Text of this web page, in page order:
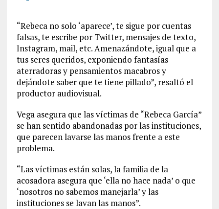
“Rebeca no solo ‘aparece’, te sigue por cuentas
falsas, te escribe por Twitter, mensajes de texto,
Instagram, mail, etc. Amenazándote, igual que a
tus seres queridos, exponiendo fantasías
aterradoras y pensamientos macabros y
dejándote saber que te tiene pillado”, resaltó el
productor audiovisual.
Vega asegura que las víctimas de “Rebeca García”
se han sentido abandonadas por las instituciones,
que parecen lavarse las manos frente a este
problema.
“Las víctimas están solas, la familia de la
acosadora asegura que ‘ella no hace nada’ o que
‘nosotros no sabemos manejarla’ y las
instituciones se lavan las manos”.